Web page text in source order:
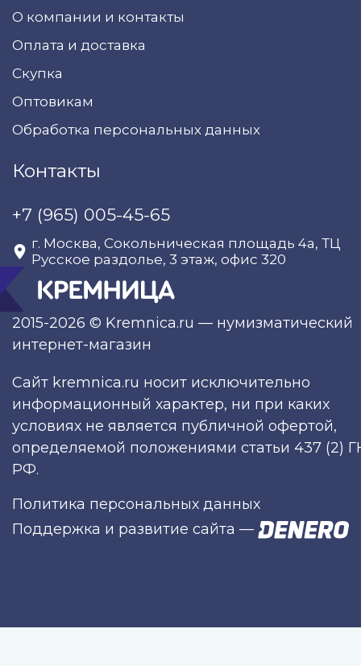
2015-2026 © Kremnica.ru — нумизматический
интернет-магазин
О компании и контакты
Оплата и доставка
Скупка
Оптовикам
Обработка персональных данных
Контакты
+7 (965) 005-45-65
г. Москва, Сокольническая площадь 4а, ТЦ
Русское раздолье, 3 этаж, офис 320
Сайт kremnica.ru носит исключительно
информационный характер, ни при каких
условиях не является публичной офертой,
определяемой положениями статьи 437 (2)
РФ.
Политика персональных данных
Поддержка и развитие сайта —